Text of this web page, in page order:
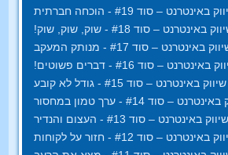
– סוד #19 - הוכחה חברתית
– סוד #18 - שוק, שוק, שוק!
– סוד #17 - מנותק המעקב
– סוד #16 - דברים פשוטים!
באינטרנט – סוד #15 - גודל לא קובע
– סוד #14 - ערך טמון במחסור
באינטרנט – סוד #13 - העצום והנדיר
– סוד #12 - חזור על לקוחות